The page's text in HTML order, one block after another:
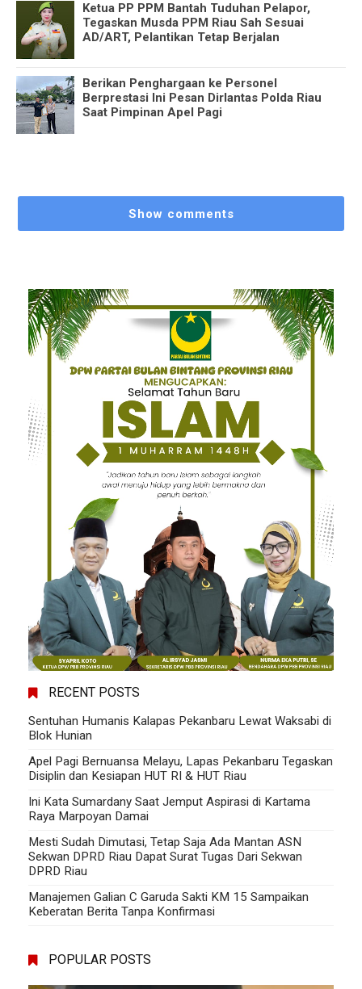
Ketua PP PPM Bantah Tuduhan Pelapor,
Tegaskan Musda PPM Riau Sah Sesuai
AD/ART, Pelantikan Tetap Berjalan
Berikan Penghargaan ke Personel
Berprestasi Ini Pesan Dirlantas Polda Riau
Saat Pimpinan Apel Pagi
Show comments
RECENT POSTS
Sentuhan Humanis Kalapas Pekanbaru Lewat Waksabi di
Blok Hunian
Apel Pagi Bernuansa Melayu, Lapas Pekanbaru Tegaskan
Disiplin dan Kesiapan HUT RI & HUT Riau
Ini Kata Sumardany Saat Jemput Aspirasi di Kartama
Raya Marpoyan Damai
Mesti Sudah Dimutasi, Tetap Saja Ada Mantan ASN
Sekwan DPRD Riau Dapat Surat Tugas Dari Sekwan
DPRD Riau
Manajemen Galian C Garuda Sakti KM 15 Sampaikan
Keberatan Berita Tanpa Konfirmasi
POPULAR POSTS